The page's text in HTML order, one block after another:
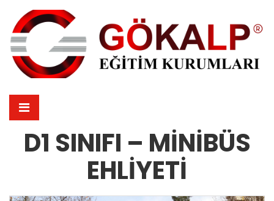
D1 SINIFI – MINIBÜS
EHLIYETI